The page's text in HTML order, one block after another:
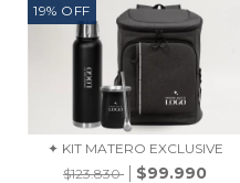
19% OFF
✦ KIT MATERO EXCLUSIVE
$123.830
$99.990